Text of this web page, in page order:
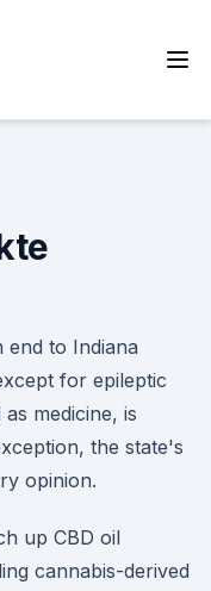
end to Indiana
for epileptic
medicine, is
the state's
opinion.
up CBD oil
cannabis-derived